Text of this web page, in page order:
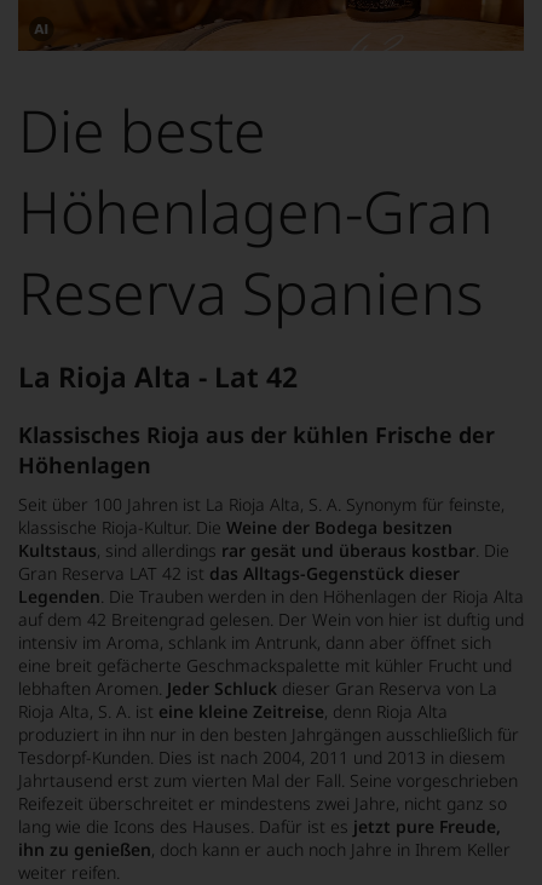
Dieses
mithilfe
von
verändert.
Die beste
Höhenlagen-Gran
Reserva Spaniens
La Rioja Alta - Lat 42
Klassisches Rioja aus der kühlen Frische der
Höhenlagen
Seit über 100 Jahren ist La Rioja Alta, S. A. Synonym für feinste,
klassische Rioja-Kultur. Die Weine der Bodega besitzen
Kultstaus, sind allerdings rar gesät und überaus kostbar. Die
Gran Reserva LAT 42 ist das Alltags-Gegenstück dieser
Legenden. Die Trauben werden in den Höhenlagen der Rioja Alta
auf dem 42 Breitengrad gelesen. Der Wein von hier ist duftig und
intensiv im Aroma, schlank im Antrunk, dann aber öffnet sich
eine breit gefächerte Geschmackspalette mit kühler Frucht und
lebhaften Aromen. Jeder Schluck dieser Gran Reserva von La
Rioja Alta, S. A. ist eine kleine Zeitreise, denn Rioja Alta
produziert in ihn nur in den besten Jahrgängen ausschließlich für
Tesdorpf-Kunden. Dies ist nach 2004, 2011 und 2013 in diesem
Jahrtausend erst zum vierten Mal der Fall. Seine vorgeschrieben
Reifezeit überschreitet er mindestens zwei Jahre, nicht ganz so
lang wie die Icons des Hauses. Dafür ist es jetzt pure Freude,
ihn zu genießen, doch kann er auch noch Jahre in Ihrem Keller
weiter reifen.